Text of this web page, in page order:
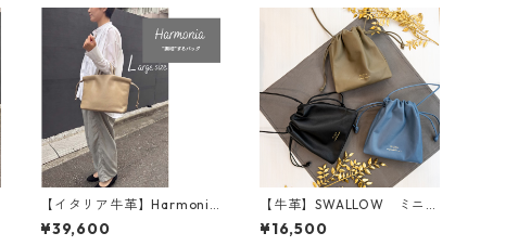
【イタリア牛革】Harmonia
Lサイズ〈4色展開〉 M5
092
¥39,600
【牛革】SWALLOW ミニ巾
着ショルダー３WAY＜3色展
開＞ 本革 レザーバッ
¥16,500